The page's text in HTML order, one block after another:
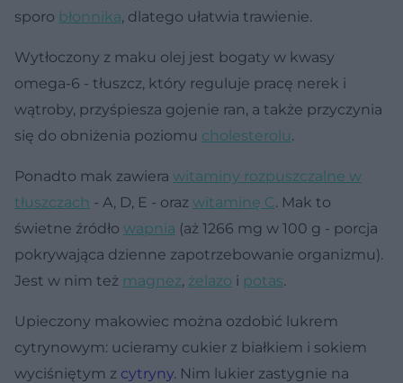
sporo błonnika, dlatego ułatwia trawienie.
Wytłoczony z maku olej jest bogaty w kwasy
omega-6 - tłuszcz, który reguluje pracę nerek i
wątroby, przyśpiesza gojenie ran, a także przyczynia
się do obniżenia poziomu cholesterolu.
Ponadto mak zawiera witaminy rozpuszczalne w
tłuszczach - A, D, E - oraz witaminę C. Mak to
świetne źródło wapnia (aż 1266 mg w 100 g - porcja
pokrywająca dzienne zapotrzebowanie organizmu).
Jest w nim też magnez, żelazo i potas.
Upieczony makowiec można ozdobić lukrem
cytrynowym: ucieramy cukier z białkiem i sokiem
wyciśniętym z cytryny. Nim lukier zastygnie na